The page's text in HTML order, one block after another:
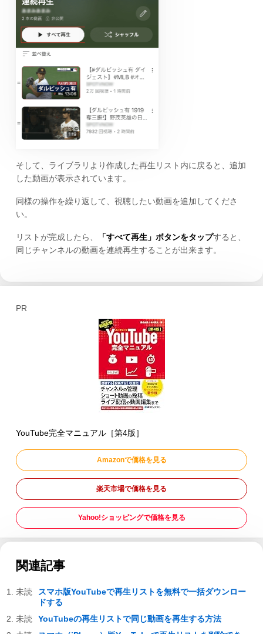
そして、ライブラリより作成した再生リスト内に戻ると、追加
した動画が表示されています。
同様の操作を繰り返して、視聴したい動画を追加してくださ
い。
リストが完成したら、 「すべて再生」ボタンをタップすると、
同じチャンネルの動画を連続再生することが出来ます。
PR
YouTube完全マニュアル［第4版］
Amazonで価格を見る
楽天市場で価格を見る
Yahoo!ショッピングで価格を見る
関連記事
スマホ版YouTubeで再生リストを無料で一括ダウンロー
ドする
YouTubeの再生リストで同じ動画を再生する方法